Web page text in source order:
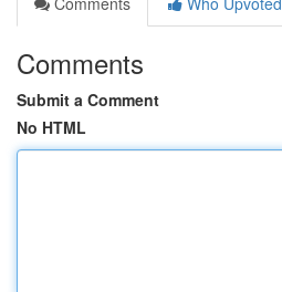
Comments
Submit a Comment
No HTML